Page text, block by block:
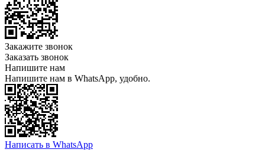
Закажите звонок
Заказать звонок
Напишите нам
Напишите нам в WhatsApp, удобно.
Написать в WhatsApp